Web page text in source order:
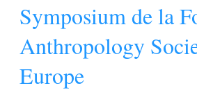
Symposium de la
Anthropology
Europe